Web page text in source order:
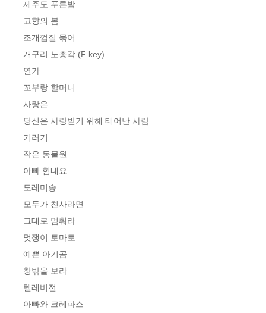
제주도 푸른밤
고향의 봄
조개껍질 묶어
개구리 노총각 (F key)
연가
꼬부랑 할머니
사랑은
당신은 사랑받기 위해 태어난 사람
기러기
작은 동물원
아빠 힘내요
도레미송
모두가 천사라면
그대로 멈춰라
멋쟁이 토마토
예쁜 아기곰
창밖을 보라
텔레비전
아빠와 크레파스